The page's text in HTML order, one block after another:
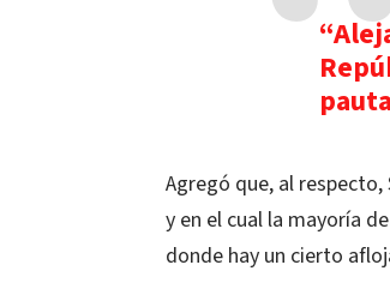
Agregó que, al
y en el cual la mayoría
donde hay un cierto